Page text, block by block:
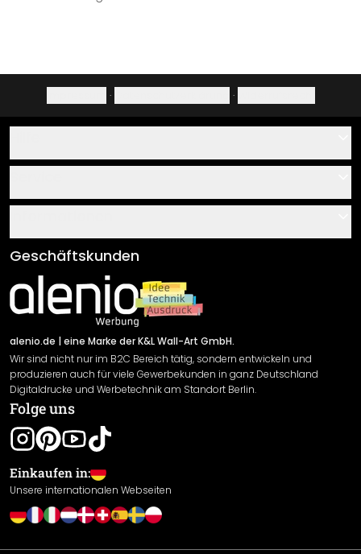
· ·
Über uns
Klebe- und Montageanleitungen
Newsletter An-/Abmeldung
Sendungsverfolgung
AGB
Impressum
Versand & Zahlung
Rücksendung
Widerrufsrecht
Datenschutzerklärung
Gewährleistung
Leistungserklärung / CE-Zeichen
Cookie Einstellungen
Geschäftskunden
alenio.de | eine Marke der K&L Wall-Art GmbH.
Wir sind nicht nur im B2C Bereich tätig, sondern entwickeln und
produzieren auch für viele Gewerbekunden in ganz Deutschland
Digitaldrucke und Werbetechnik am Standort Berlin.
Folge uns
Einkaufen in:
Unsere internationalen Webseiten